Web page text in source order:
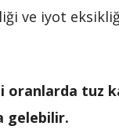
ve iyot
tuz
gelebilir.